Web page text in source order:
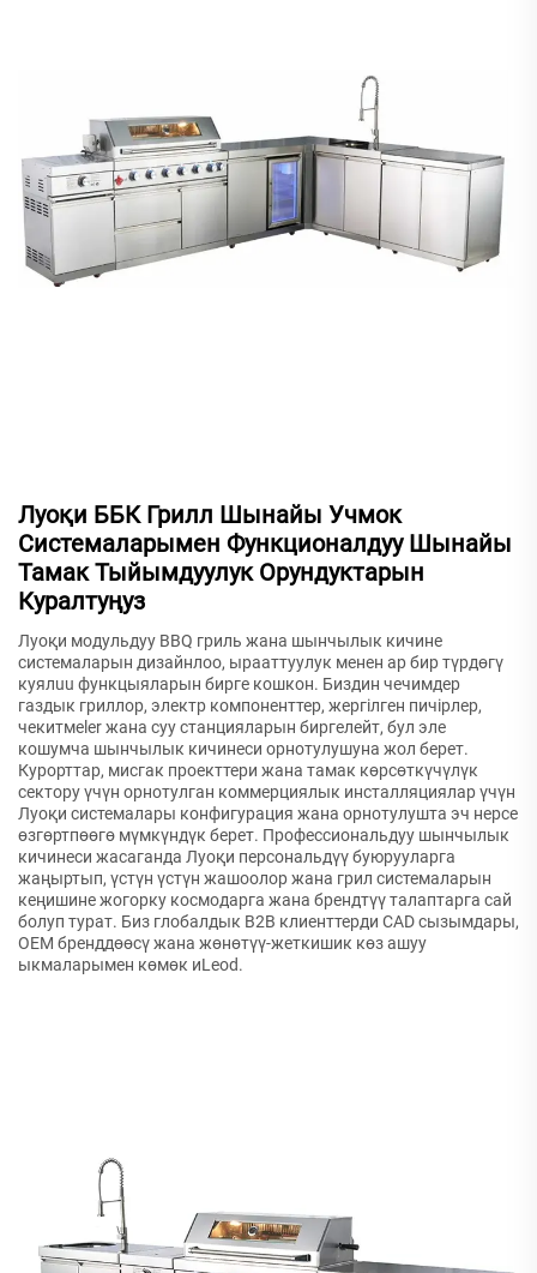
Луоқи ББК Грилл Шынайы Учмок
Системаларымен Функционалдуу Шынайы
Тамак Тыйымдуулук Орундуктарын
Куралтуңуз
Луоқи модульдуу BBQ гриль жана шынчылык кичине
системаларын дизайнлоо, ырааттуулук менен ар бир түрдөгү
куялuu функцыяларын бирге кошкон. Биздин чечимдер
газдык гриллор, электр компоненттер, жергілген пичірлер,
чекитмeler жана суу станцияларын биргелейт, бул эле
кошумча шынчылык кичинеси орнотулушуна жол берет.
Курорттар, мисгак проекттери жана тамак көрсөткүчүлүк
сектору үчүн орнотулган коммерциялык инсталляциялар үчүн
Луоқи системалары конфигурация жана орнотулушта эч нерсе
өзгөртпөөгө мүмкүндүк берет. Профессиональдуу шынчылык
кичинеси жасаганда Луоқи персональдүү буюрууларга
жаңыртып, үстүн үстүн жашоолор жана грил системаларын
кеңишине жогорку космодарга жана брендтүү талаптарга сай
болуп турат. Биз глобалдык B2B клиенттерди CAD сызымдары,
OEM бренддөөсү жана жөнөтүү-жеткишик көз ашуу
ыкмаларымен көмөк иLeod.